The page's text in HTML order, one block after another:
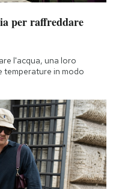
per raffreddare
l'acqua, una loro
temperature in modo